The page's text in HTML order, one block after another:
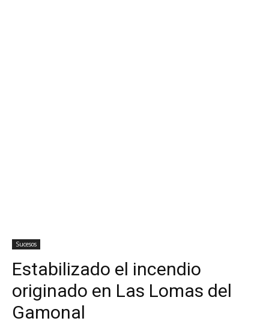
Sucesos
Estabilizado el incendio
originado en Las Lomas del
Gamonal